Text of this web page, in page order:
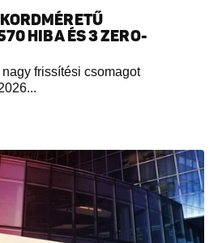
HIBA ÉS 3 ZERO-
frissítési csomagot